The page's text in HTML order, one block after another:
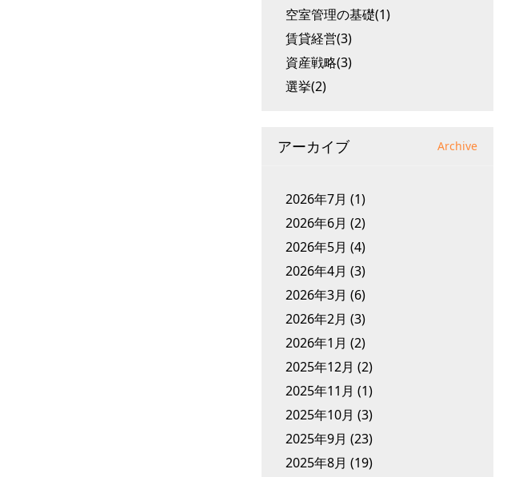
空室管理の基礎(1)
賃貸経営(3)
資産戦略(3)
選挙(2)
アーカイブ Archive
2026年7月 (1)
2026年6月 (2)
2026年5月 (4)
2026年4月 (3)
2026年3月 (6)
2026年2月 (3)
2026年1月 (2)
2025年12月 (2)
2025年11月 (1)
2025年10月 (3)
2025年9月 (23)
2025年8月 (19)